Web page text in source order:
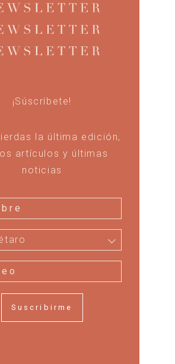
¡Súscríbete!
la última edición,
artículos y últimas
noticias
Suscribirme